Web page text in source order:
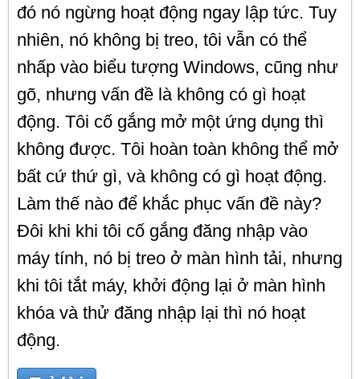
đó nó ngừng hoạt động ngay lập tức. Tuy
nhiên, nó không bị treo, tôi vẫn có thể
nhấp vào biểu tượng Windows, cũng như
gõ, nhưng vấn đề là không có gì hoạt
động. Tôi cố gắng mở một ứng dụng thì
không được. Tôi hoàn toàn không thể mở
bất cứ thứ gì, và không có gì hoạt động.
Làm thế nào để khắc phục vấn đề này?
Đôi khi khi tôi cố gắng đăng nhập vào
máy tính, nó bị treo ở màn hình tải, nhưng
khi tôi tắt máy, khởi động lại ở màn hình
khóa và thử đăng nhập lại thì nó hoạt
động.